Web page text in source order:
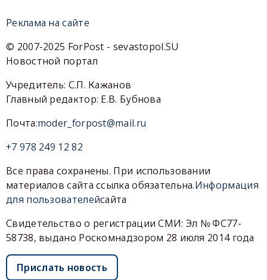
Реклама на сайте
© 2007-2025 ForPost - sevastopol.SU
Новостной портал
Учредитель: С.П. Кажанов
Главный редактор: Е.В. Бубнова
Почта:moder_forpost@mail.ru
+7 978 249 12 82
Все права сохранены. При использовании
материалов сайта ссылка обязательна.Информация
для пользователейсайта
Свидетельство о регистрации СМИ: Эл № ФС77-
58738, выдано Роскомнадзором 28 июля 2014 года
Прислать новость